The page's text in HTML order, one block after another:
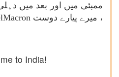
ممبئی میں اور بعد میں
، میرے پیارے دوست
to India!